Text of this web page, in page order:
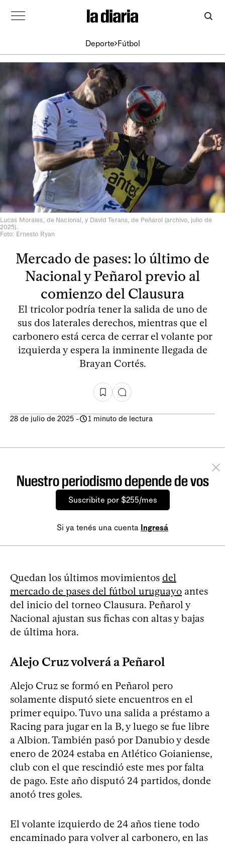
Deporte Fútbol
Lucas Morales, de Nacional, y David Terans, de Peñarol (archivo, julio de
2025).
Foto: Ernesto Ryan
Mercado de pases: lo último de
Nacional y Peñarol previo al
comienzo del Clausura
El tricolor podría tener la salida de uno de
sus dos laterales derechos, mientras que el
carbonero está cerca de cerrar el volante por
izquierda y espera la inminente llegada de
Brayan Cortés.
28 de julio de 2025 - 1 minuto de lectura
Nuestro periodismo depende de vos
Suscribite por $255/mes
Si ya tenés una cuenta Ingresá
Quedan los últimos movimientos del
mercado de pases del fútbol uruguayo antes
del inicio del torneo Clausura. Peñarol y
Nacional ajustan sus fichas con altas y bajas
de última hora.
Alejo Cruz volverá a Peñarol
Alejo Cruz se formó en Peñarol pero
solamente disputó siete encuentros en el
primer equipo. Tuvo una salida a préstamo a
Racing para jugar en la B, y luego se fue libre
a Albion. También pasó por Danubio y desde
enero de 2024 estaba en Atlético Goianiense,
club con el que rescindió este mes por falta
de pago. Este año disputó 24 partidos, donde
anotó tres goles.
El volante izquierdo de 24 años tiene todo
encaminado para volver al carbonero, en las